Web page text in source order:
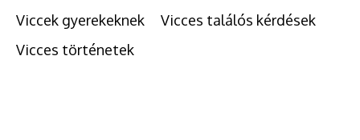
Viccek gyerekeknek
Vicces találós kérdések
Vicces történetek